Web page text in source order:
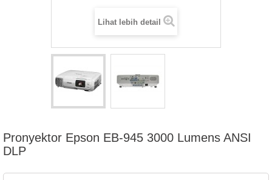
Lihat lebih detail
Pronyektor Epson EB-945 3000 Lumens ANSI
DLP